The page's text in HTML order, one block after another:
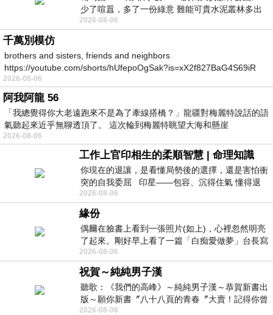
少了喧囂，多了一份綠意 難能可貴水泥叢林多出
一
2026-08-06
千萬別模仿
brothers and sisters, friends and neighbors
https://youtube.com/shorts/hUfepoOgSak?is=xX2f827BaG4S69iR
https
2026-08-06
阿我阿龍 56
「我總覺得你大老遠跑來不是為了牽線搭橋？」龍疆對梅麗特說話的語
氣聽起來近乎無聊透頂了。 這次輪到梅麗特眺望大海和懸崖
2026-08-06
工作上官印相生的柔順智慧 | 命理知識
你現在的退讓，是看懂局勢後的選擇，還是害怕衝
突的自我委屈 印星——包容、沉得住氣 懂得退
一步觀察，不會
2026-08-06
緣份
偶爾在臉書上看到一張照片(如上)，心裡忽然明亮
了起來。剛好早上看了一篇「白痴愛做夢」台長寫
的貼文，在回顧年輕時瘋狂愛上
2026-08-06
祝賀～純純男子漢
聽歌：《我們的高峰》～純純男子漢～恭賀新書出
版～願你新書〞八十八頁的青春〞大賣！記得你曾
經在我的版留言…「好讚的圖^^感覺大家
2026-08-06